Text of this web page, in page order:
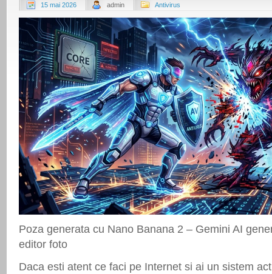
15 mai 2026 admin Antivirus
Poza generata cu Nano Banana 2 – Gemini AI
editor foto
Daca esti atent ce faci pe Internet si ai un sistem